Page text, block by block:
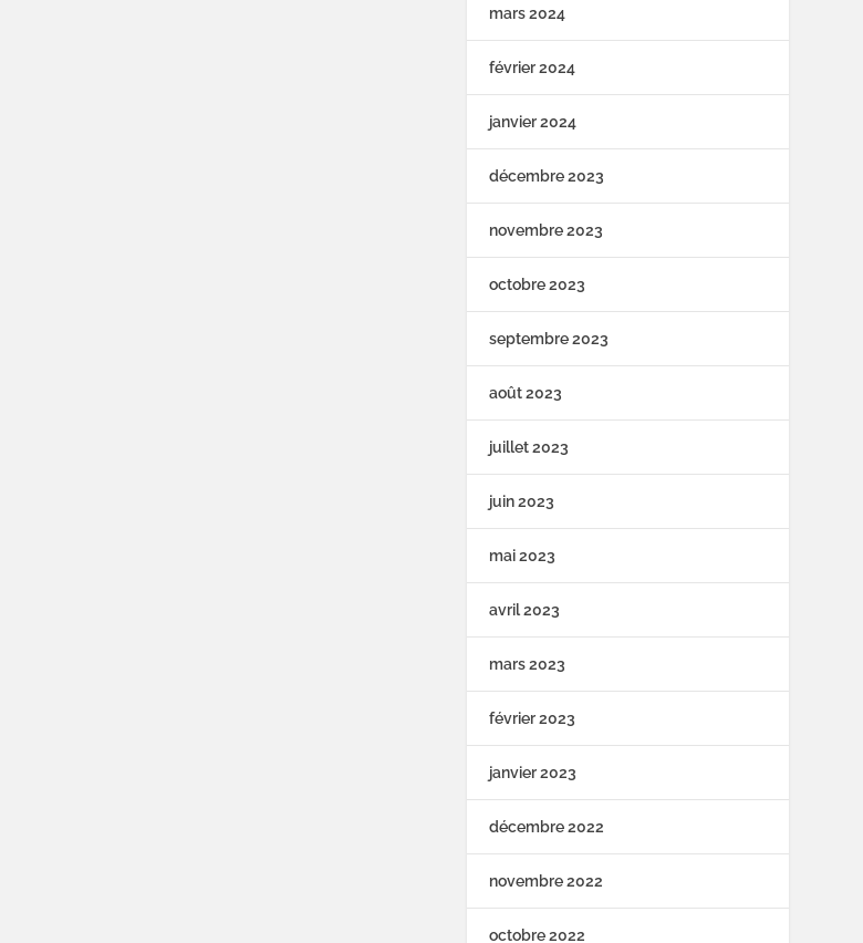
mars 2024
février 2024
janvier 2024
décembre 2023
novembre 2023
octobre 2023
septembre 2023
août 2023
juillet 2023
juin 2023
mai 2023
avril 2023
mars 2023
février 2023
janvier 2023
décembre 2022
novembre 2022
octobre 2022